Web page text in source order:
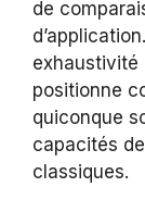
de
exhaustivité
positionne
quiconque
capacités
classiques.